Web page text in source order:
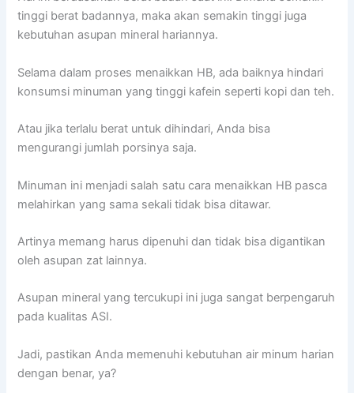
tinggi berat badannya, maka akan semakin tinggi juga
kebutuhan asupan mineral hariannya.
Selama dalam proses menaikkan HB, ada baiknya hindari
konsumsi minuman yang tinggi kafein seperti kopi dan teh.
Atau jika terlalu berat untuk dihindari, Anda bisa
mengurangi jumlah porsinya saja.
Minuman ini menjadi salah satu cara menaikkan HB pasca
melahirkan yang sama sekali tidak bisa ditawar.
Artinya memang harus dipenuhi dan tidak bisa digantikan
oleh asupan zat lainnya.
Asupan mineral yang tercukupi ini juga sangat berpengaruh
pada kualitas ASI.
Jadi, pastikan Anda memenuhi kebutuhan air minum harian
dengan benar, ya?